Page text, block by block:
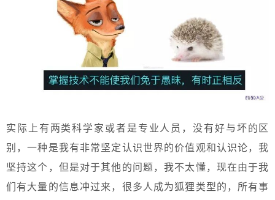
实际上有两类科学家或者是专业人员，没有好与坏的区
别，一种是我有非常坚定认识世界的价值观和认识论，我
坚持这个，但是对于其他的问题，我不太懂，现在由于我
们有大量的信息冲过来，很多人成为狐狸类型的，所有事